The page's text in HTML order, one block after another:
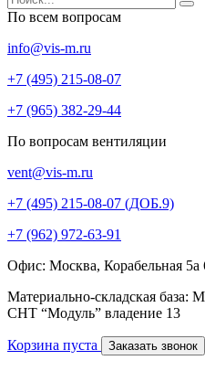
По всем вопросам
info@vis-m.ru
+7 (495) 215-08-07
+7 (965) 382-29-44
По вопросам вентиляции
vent@vis-m.ru
+7 (495) 215-08-07 (ДОБ.9)
+7 (962) 972-63-91
Офис: Москва, Корабельная 5а
Материально-складская база:
СНТ “Модуль” владение 13
Корзина пуста Заказать звонок